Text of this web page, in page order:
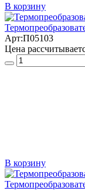
В корзину
Арт:П05103
Цена
В корзину